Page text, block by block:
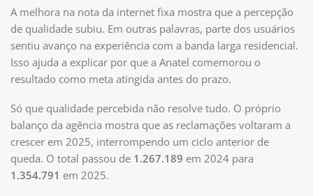
A melhora na nota da internet fixa mostra que a percepção
de qualidade subiu. Em outras palavras, parte dos usuários
sentiu avanço na experiência com a banda larga residencial.
Isso ajuda a explicar por que a Anatel comemorou o
resultado como meta atingida antes do prazo.
Só que qualidade percebida não resolve tudo. O próprio
balanço da agência mostra que as reclamações voltaram a
crescer em 2025, interrompendo um ciclo anterior de
queda. O total passou de 1.267.189 em 2024 para
1.354.791 em 2025.